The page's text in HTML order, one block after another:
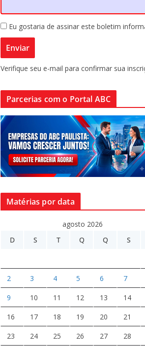
Eu gostaria de assinar este boletim
Verifique seu e-mail para confirmar sua
Parcerias com o Portal ABC
Matérias por data
agosto 2026
D
S T Q Q S
2 3 4 5 6 7
9 10 11 12 13 14
16 17 18 19 20 21
23 24 25 26 27 28